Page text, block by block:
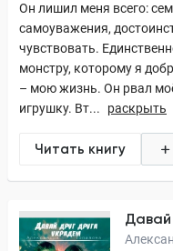
Он лишил меня всего:
самоуважения,
чувствовать.
монстру, которому я
– мою жизнь. Он рвал
игрушку. Вт...
раскрыть
Читать книгу
Давай